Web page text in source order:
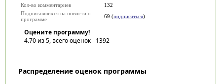
Кол-во комментариев
132
Подписавшихся на новости о
программе
69 (подписаться)
Оцените программу!
4.70из 5, всего оценок - 1392
Распределение оценок программы